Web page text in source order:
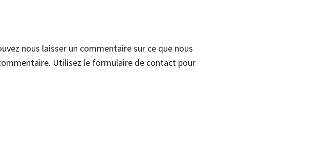
nous laisser un commentaire sur ce que nous
Utilisez le formulaire de contact pour